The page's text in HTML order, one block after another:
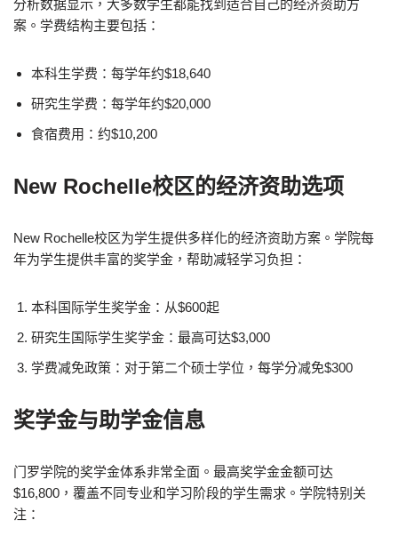
分析数据显示，大多数学生都能找到适合自己的经济资助方
案。学费结构主要包括：
本科生学费：每学年约$18,640
研究生学费：每学年约$20,000
食宿费用：约$10,200
New Rochelle校区的经济资助选项
New Rochelle校区为学生提供多样化的经济资助方案。学院每
年为学生提供丰富的奖学金，帮助减轻学习负担：
本科国际学生奖学金：从$600起
研究生国际学生奖学金：最高可达$3,000
学费减免政策：对于第二个硕士学位，每学分减免$300
奖学金与助学金信息
门罗学院的奖学金体系非常全面。最高奖学金金额可达
$16,800，覆盖不同专业和学习阶段的学生需求。学院特别关
注：